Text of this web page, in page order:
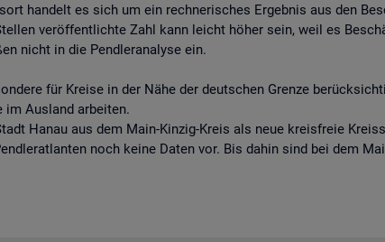
handelt es sich um ein rechnerisches Ergebnis aus den
veröffentlichte Zahl kann leicht höher sein, weil es
nicht in die Pendleranalyse ein.
für Kreise in der Nähe der deutschen Grenze
im Ausland arbeiten.
Hanau aus dem Main-Kinzig-Kreis als neue kreisfreie
noch keine Daten vor. Bis dahin sind bei dem